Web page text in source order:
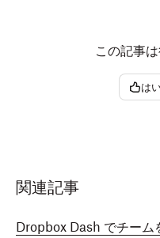
この記事
は
関連記事
Dropbox Dash でチーム